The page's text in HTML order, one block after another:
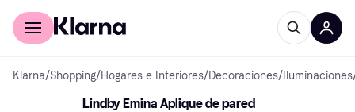
Comprar con Klarna
Klarna/Shopping/Hogares e Interiores/Decoraciones/ Iluminaciones
Lindby Emina Aplique de pared